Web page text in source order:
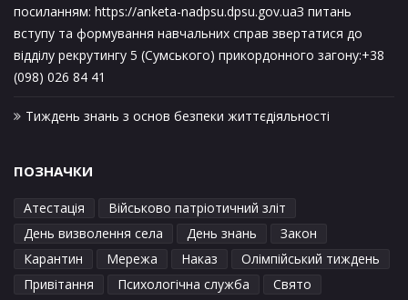
посиланням: https://anketa-nadpsu.dpsu.gov.uaЗ питань
вступу та формування навчальних справ звертатися до
відділу рекрутингу 5 (Сумського) прикордонного загону:+38
(098) 026 84 41
Тиждень знань з основ безпеки життєдіяльності
ПОЗНАЧКИ
Атестація
Військово патріотичний зліт
День визволення села
День знань
Закон
Карантин
Мережа Наказ
Олімпійський тиждень
Привітання
Психологічна служба Свято